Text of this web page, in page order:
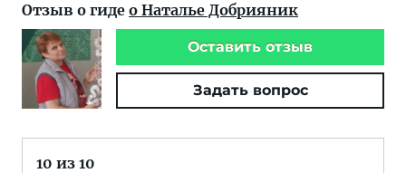
Отзыв о гиде о Наталье Добрияник
Оставить отзыв
Задать вопрос
10 из 10